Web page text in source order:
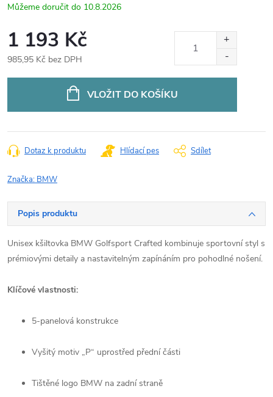
10.8.2026
1 193 Kč
985,95 Kč bez DPH
VLOŽIT DO KOŠÍKU
Dotaz k produktu Hlídací pes Sdílet
Značka: BMW
Popis produktu
Unisex kšiltovka BMW Golfsport Crafted kombinuje sportovní styl s
prémiovými detaily a nastavitelným zapínáním pro pohodlné nošení.
Klíčové vlastnosti:
5-panelová konstrukce
Vyšitý motiv „P“ uprostřed přední části
Tištěné logo BMW na zadní straně